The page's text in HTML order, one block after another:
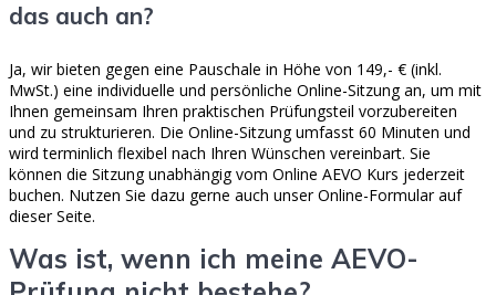
das auch an?
Ja, wir bieten gegen eine Pauschale in Höhe von 149,- € (inkl.
MwSt.) eine individuelle und persönliche Online-Sitzung an, um mit
Ihnen gemeinsam Ihren praktischen Prüfungsteil vorzubereiten
und zu strukturieren. Die Online-Sitzung umfasst 60 Minuten und
wird terminlich flexibel nach Ihren Wünschen vereinbart. Sie
können die Sitzung unabhängig vom Online AEVO Kurs jederzeit
buchen. Nutzen Sie dazu gerne auch unser Online-Formular auf
dieser Seite.
Was ist, wenn ich meine AEVO-